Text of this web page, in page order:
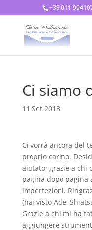
+39 011
Ci siamo
11 Set 2013
Ci vorrà ancora del
proprio carino.
aiutato; grazie a chi
pagina dopo pagina
imperfezioni.
(hai visto Ade,
Grazie a chi mi ha
aggiungere